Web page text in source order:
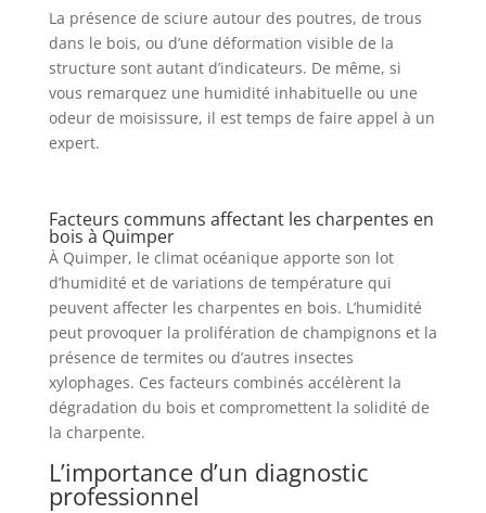
La présence de sciure autour des poutres, de trous
dans le bois, ou d’une déformation visible de la
structure sont autant d’indicateurs. De même, si
vous remarquez une humidité inhabituelle ou une
odeur de moisissure, il est temps de faire appel à un
expert.
Facteurs communs affectant les charpentes en
bois à Quimper
À Quimper, le climat océanique apporte son lot
d’humidité et de variations de température qui
peuvent affecter les charpentes en bois. L’humidité
peut provoquer la prolifération de champignons et la
présence de termites ou d’autres insectes
xylophages. Ces facteurs combinés accélèrent la
dégradation du bois et compromettent la solidité de
la charpente.
L’importance d’un diagnostic
professionnel